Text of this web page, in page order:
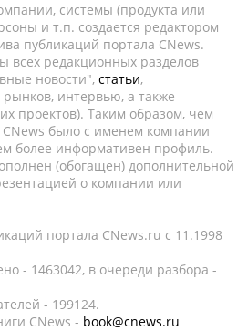
системы (продукта или
и т.п. создается редактором
публикаций портала CNews.
всех редакционных разделов
новости", статьи,
интервью, а также
проектов). Таким образом, чем
было с именем компании
более информативен профиль.
(обогащен) дополнительной
о компании или
портала CNews.ru c 11.1998
- 1463042, в очереди разбора -
- 199124.
CNews - book@cnews.ru